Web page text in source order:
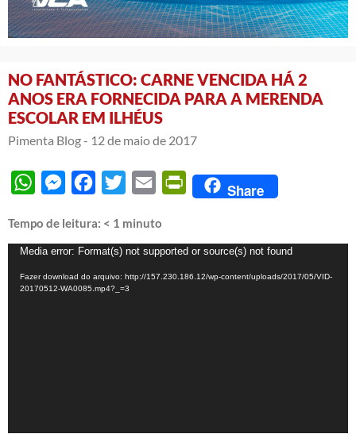
NO FANTÁSTICO: CARNE VENCIDA HÁ 2
ANOS ERA FORNECIDA PARA A MERENDA
ESCOLAR EM ILHÉUS
Pimenta Blog - 12 de maio de 2017
WhatsAppMessengerFacebook
Twitter Email PrintFriendly
Share
Tempo de leitura: < 1 minuto
Tocador
de
vídeo
Media error: Format(s) not supported or source(s) not found
Fazer download do arquivo: http://157.230.186.12/wp-content/uploads/2017/05/VID-
20170512-WA0085.mp4?_=3